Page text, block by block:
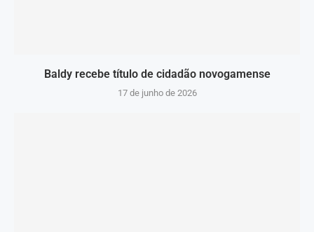
Baldy recebe título de cidadão novogamense
17 de junho de 2026